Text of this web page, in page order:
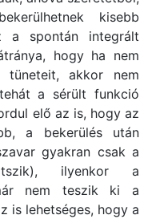
kisebb
a spontán integrált
hogy ha nem
akkor nem
a sérült funkció
elő az is, hogy az
a bekerülés után
gyakran csak a
ilyenkor a
nem teszik ki a
is lehetséges, hogy a